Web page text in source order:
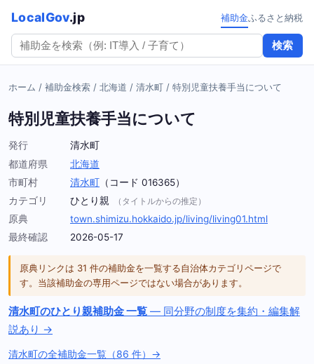
LocalGov.jp
検索
補助金ふるさと納税
ホーム / 補助金検索 / 北海道 / 清水町 / 特別児童扶養手当について
特別児童扶養手当について
発行
清水町
都道府県
北海道
市町村
清水町 （コード 016365）
カテゴリ
ひとり親 （タイトルからの推定）
原典
town.shimizu.hokkaido.jp/living/living01.html
最終確認
2026-05-17
原典リンクは 31 件の補助金を一覧する自治体カテゴリページで
す。当該補助金の専用ページではない場合があります。
清水町のひとり親補助金 一覧 — 同分野の制度を集約・編集解
説あり →
清水町の全補助金一覧（86 件）→